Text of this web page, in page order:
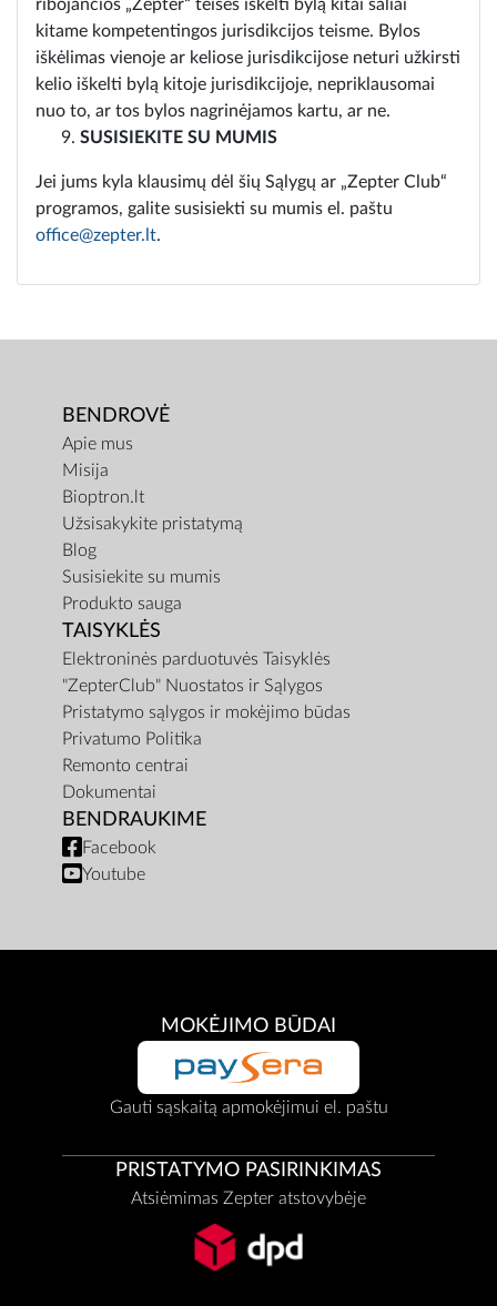
ribojančios „Zepter“ teises iškelti bylą kitai šaliai
kitame kompetentingos jurisdikcijos teisme. Bylos
iškėlimas vienoje ar keliose jurisdikcijose neturi užkirsti
kelio iškelti bylą kitoje jurisdikcijoje, nepriklausomai
nuo to, ar tos bylos nagrinėjamos kartu, ar ne.
SUSISIEKITE SU MUMIS
Jei jums kyla klausimų dėl šių Sąlygų ar „Zepter Club“
programos, galite susisiekti su mumis el. paštu
office@zepter.lt.
BENDROVĖ
Apie mus
Misija
Bioptron.lt
Užsisakykite pristatymą
Blog
Susisiekite su mumis
Produkto sauga
TAISYKLĖS
Elektroninės parduotuvės Taisyklės
"ZepterClub" Nuostatos ir Sąlygos
Pristatymo sąlygos ir mokėjimo būdas
Privatumo Politika
Remonto centrai
Dokumentai
BENDRAUKIME
Facebook
Youtube
MOKĖJIMO BŪDAI
Gauti sąskaitą apmokėjimui el. paštu
PRISTATYMO PASIRINKIMAS
Atsiėmimas Zepter atstovybėje